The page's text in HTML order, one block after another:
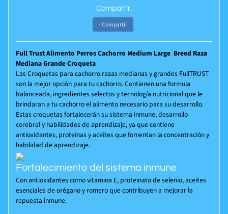
Compartir:
Compartir
Full Trust Alimento Perros Cachorro Medium Large Breed Raza
Mediana Grande Croqueta
Las Croquetas para cachorro razas medianas y grandes FullTRUST
son la mejor opción para tu cachorro. Contienen una formula
balanceada, ingredientes selectos y tecnología nutricional que le
brindaran a tu cachorro el alimento necesario para su desarrollo.
Estas croquetas fortalecerán su sistema inmune, desarrollo
cerebral y habilidades de aprendizaje, ya que contiene
antioxidantes, proteínas y aceites que fomentan la concentración y
habilidad de aprendizaje.
Fortalecimiento del sistema inmune
Con antioxidantes como vitamina E, proteinato de selenio, aceites
esenciales de orégano y romero que contribuyen a mejorar la
repuesta inmune.